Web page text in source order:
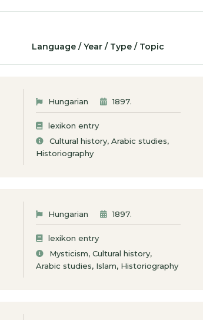
Language / Year / Type / Topic
Hungarian 1897.
lexikon entry
Cultural history, Arabic studies,
Historiography
Hungarian 1897.
lexikon entry
Mysticism, Cultural history,
Arabic studies, Islam, Historiography